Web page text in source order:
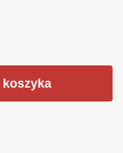
koszyka